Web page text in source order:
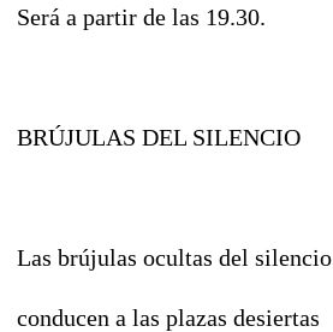
Será a partir de las 19.30.
BRÚJULAS DEL SILENCIO
Las brújulas ocultas del silencio
conducen a las plazas desiertas